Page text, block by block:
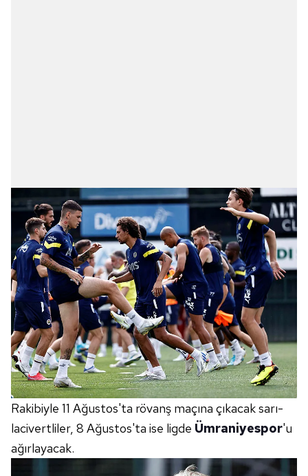
Rakibiyle 11 Ağustos'ta rövanş maçına çıkacak sarı-
lacivertliler, 8 Ağustos'ta ise ligde Ümraniyespor'u
ağırlayacak.